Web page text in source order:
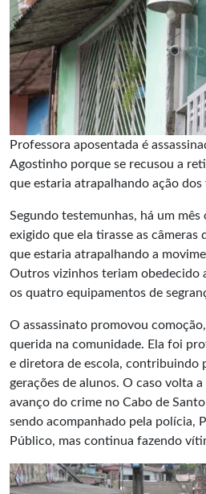
Professora aposentada é
Agostinho porque se recusou a
que estaria atrapalhando ação
Segundo testemunhas, há um
exigido que ela tirasse as câmeras
que estaria atrapalhando a
Outros vizinhos teriam obedecido
os quatro equipamentos de
O assassinato promovou
querida na comunidade. Ela foi
e diretora de escola, contribuindo
gerações de alunos. O caso volta
avanço do crime no Cabo de
sendo acompanhado pela polícia,
Público, mas continua fazendo